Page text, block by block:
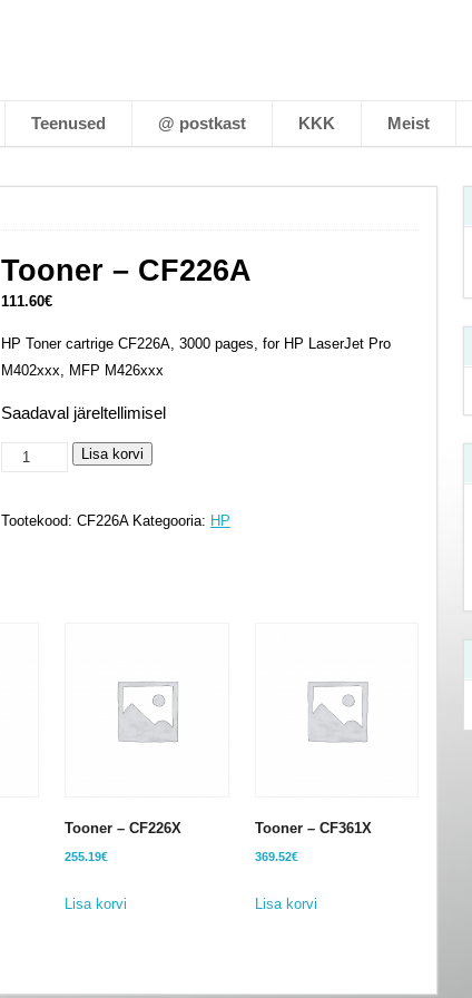
Teenused @ postkast KKK Meist
Tooner – CF226A
111.60€
HP Toner cartrige CF226A, 3000 pages, for HP LaserJet Pro
M402xxx, MFP M426xxx
Saadaval järeltellimisel
Tooner
Lisa korvi
Tootekood: CF226A Kategooria: HP
Tooner – CF226X
255.19€
Lisa korvi
Tooner – CF361X
369.52€
Lisa korvi